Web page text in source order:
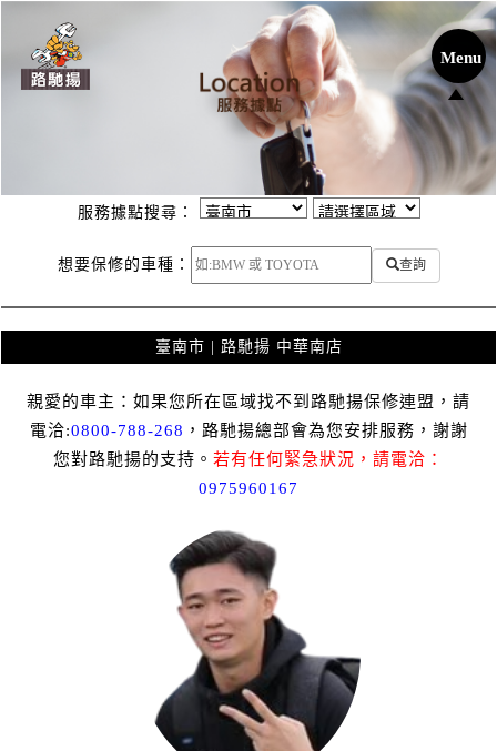
服務據點搜尋：
想要保修的車種： 查詢
臺南市 | 路馳揚 中華南店
親愛的車主：如果您所在區域找不到路馳揚保修連盟，請
電洽:0800-788-268 ，路馳揚總部會為您安排服務，謝謝
您對路馳揚的支持。 若有任何緊急狀況，請電洽：
0975960167